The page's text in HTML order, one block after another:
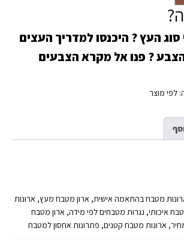
העץ ? היכנסו למדריך העצים
? פנו אל מקרא הצבעים
לפי מוצר
מטבח בהתאמה אישית, ארון מטבח מעץ, ארונות
איכותי, נגרות מטבחים לפי מידה, ארון מטבח
ארונות מטבח קטנים, פתרונות אחסון למטבח